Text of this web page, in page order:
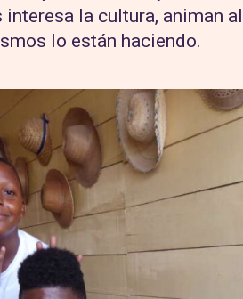
la cultura, animan
lo están haciendo.